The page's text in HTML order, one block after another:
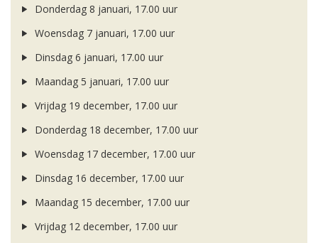
Donderdag 8 januari, 17.00 uur
Woensdag 7 januari, 17.00 uur
Dinsdag 6 januari, 17.00 uur
Maandag 5 januari, 17.00 uur
Vrijdag 19 december, 17.00 uur
Donderdag 18 december, 17.00 uur
Woensdag 17 december, 17.00 uur
Dinsdag 16 december, 17.00 uur
Maandag 15 december, 17.00 uur
Vrijdag 12 december, 17.00 uur